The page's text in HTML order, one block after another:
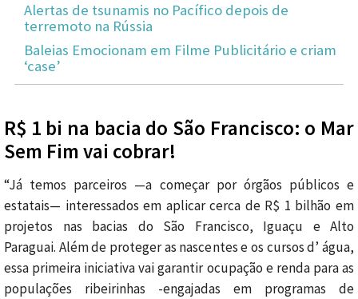
Alertas de tsunamis no Pacífico depois de
terremoto na Rússia
Baleias Emocionam em Filme Publicitário e criam
‘case’
R$ 1 bi na bacia do São Francisco: o Mar
Sem Fim vai cobrar!
“Já temos parceiros —a começar por órgãos públicos e
estatais— interessados em aplicar cerca de R$ 1 bilhão em
projetos nas bacias do São Francisco, Iguaçu e Alto
Paraguai. Além de proteger as nascentes e os cursos d’ água,
essa primeira iniciativa vai garantir ocupação e renda para as
populações ribeirinhas -engajadas em programas de